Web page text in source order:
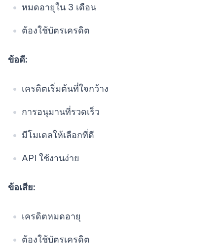
หมดอายุใน 3 เดือน
ต้องใช้บัตรเครดิต
ข้อดี:
เครดิตเริ่มต้นที่ใจกว้าง
การอนุมานที่รวดเร็ว
มีโมเดลให้เลือกที่ดี
API ใช้งานง่าย
ข้อเสีย:
เครดิตหมดอายุ
ต้องใช้บัตรเครดิต